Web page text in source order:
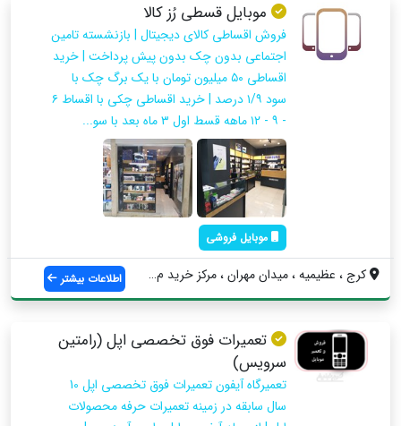
موبایل قسطی رُز کالا
فروش اقساطی کالای دیجیتال | بازنشسته تامین
اجتماعی بدون چک بدون پیش پرداخت | خرید
اقساطی ۵۰ میلیون تومان با یک برگ چک با
سود ۱/۹ درصد | خرید اقساطی چکی با اقساط ۶
- ۹ - ۱۲ ماهه قسط اول ۳ ماه بعد با سو...
موبایل فروشی
کرج ، عظیمیه ، میدان مهران ، مرکز خرید م... اطلاعات بیشتر
تعمیرات فوق تخصصی اپل (رامتین
سرویس)
تعمیرگاه آیفون تعمیرات فوق تخصصی اپل 10
سال سابقه در زمینه تعمیرات حرفه محصولات